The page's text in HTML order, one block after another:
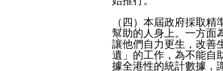
（四）本屆政府採取
幫助的人身上。一方面
讓他們自力更生，改善
遺」的工作，為不能自
據全港性的統計數據，